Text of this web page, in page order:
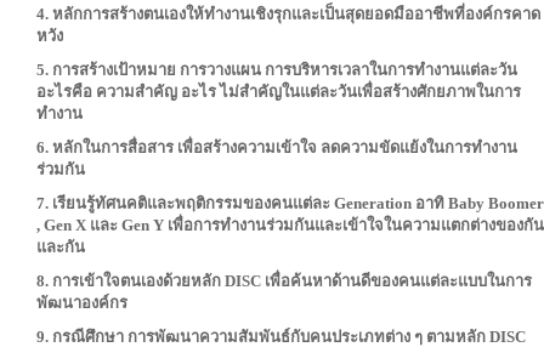
4. หลักการสร้างตนเองให้ทำงานเชิงรุกและเป็นสุดยอดมืออาชีพที่องค์กรคาด
หวัง
5. การสร้างเป้าหมาย การวางแผน การบริหารเวลาในการทำงานแต่ละวัน
อะไรคือ ความสำคัญ อะไร ไม่สำคัญในแต่ละวันเพื่อสร้างศักยภาพในการ
ทำงาน
6. หลักในการสื่อสาร เพื่อสร้างความเข้าใจ ลดความขัดแย้งในการทำงาน
ร่วมกัน
7. เรียนรู้ทัศนคติและพฤติกรรมของคนแต่ละ Generation อาทิ Baby Boomer
, Gen X และ Gen Y เพื่อการทำงานร่วมกันและเข้าใจในความแตกต่างของกัน
และกัน
8. การเข้าใจตนเองด้วยหลัก DISC เพื่อค้นหาด้านดีของคนแต่ละแบบในการ
พัฒนาองค์กร
9. กรณีศึกษา การพัฒนาความสัมพันธ์กับคนประเภทต่าง ๆ ตามหลัก DISC